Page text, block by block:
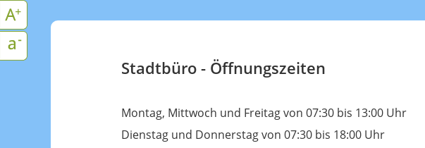
Stadtbüro - Öffnungszeiten
Montag, Mittwoch und Freitag von 07:30 bis 13:00 Uhr
Dienstag und Donnerstag von 07:30 bis 18:00 Uhr